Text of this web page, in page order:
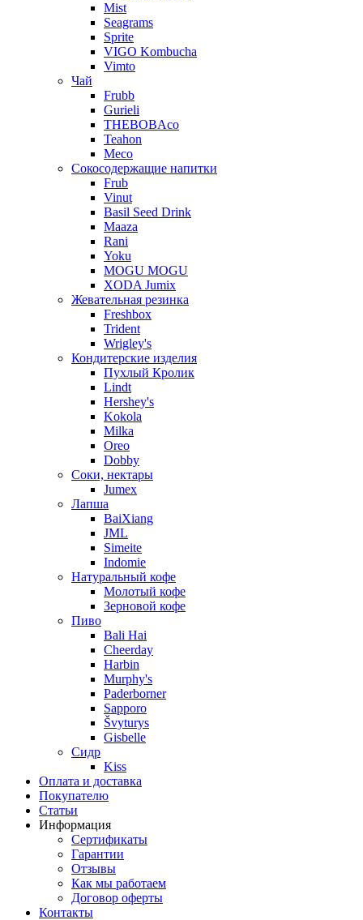
Mist
Seagrams
Sprite
VIGO Kombucha
Vimto
Чай
Frubb
Gurieli
THEBOBAco
Teahon
Meco
Сокосодержащие напитки
Frub
Vinut
Basil Seed Drink
Maaza
Rani
Yoku
MOGU MOGU
XODA Jumix
Жевательная резинка
Freshbox
Trident
Wrigley's
Кондитерские изделия
Пухлый Кролик
Lindt
Hershey's
Kokola
Milka
Oreo
Dobby
Соки, нектары
Jumex
Лапша
BaiXiang
JML
Simeite
Indomie
Натуральный кофе
Молотый кофе
Зерновой кофе
Пиво
Bali Hai
Cheerday
Harbin
Murphy's
Paderborner
Sapporo
Švyturys
Gisbelle
Сидр
Kiss
Оплата и доставка
Покупателю
Статьи
Информация
Сертификаты
Гарантии
Отзывы
Как мы работаем
Договор оферты
Контакты